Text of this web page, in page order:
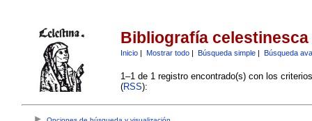
Bibliografía celestinesca
Inicio| Mostrar todo| Búsqueda simple| Búsqueda
1–1 de 1 registro encontrado(s) con los
(RSS):